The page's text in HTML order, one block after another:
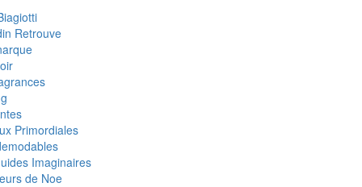
Retrouve
Primordiales
Imaginaires
de Noe